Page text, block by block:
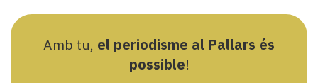
Amb tu, el periodisme al Pallars és
possible!